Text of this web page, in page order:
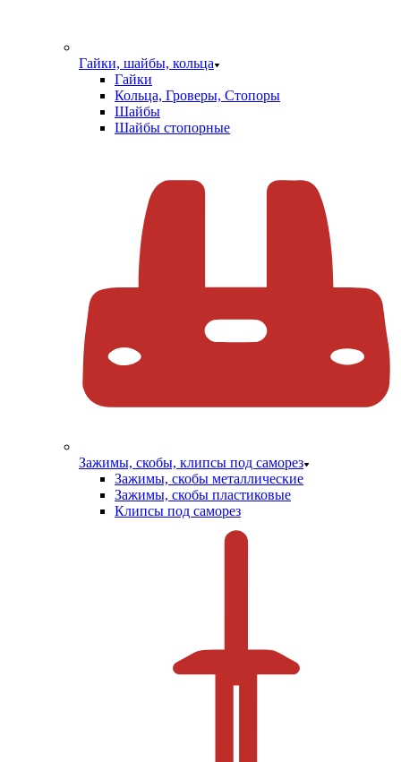
Гайки, шайбы, кольца
Гайки
Кольца, Гроверы, Стопоры
Шайбы
Шайбы стопорные
Зажимы, скобы, клипсы под саморез
Зажимы, скобы металлические
Зажимы, скобы пластиковые
Клипсы под саморез